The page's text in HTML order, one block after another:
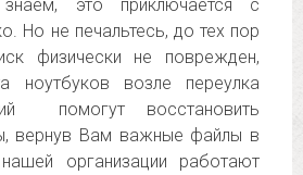
это приключается с
Но не печальтесь, до тех пор
физически не поврежден,
ноутбуков возле переулка
помогут восстановить
вернув Вам важные файлы в
организации работают